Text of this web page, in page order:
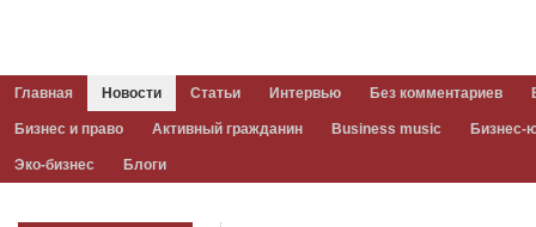
Главная Новости Статьи Интервью Без комментариев
Бизнес и право Активный гражданин Business music Бизнес-
Эко-бизнес Блоги